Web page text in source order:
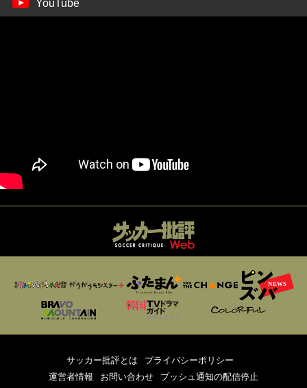
YouTube
サッカー批評とは
プライバシーポリシー
運営者情報
お問い合わせ プッシュ通知の配信停止